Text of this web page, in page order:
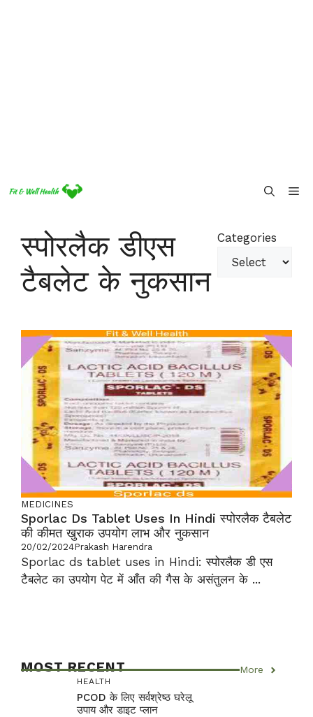
स्पोरलैक डीएस
टैबलेट के नुकसान
Categories
MEDICINES
Sporlac Ds Tablet Uses In Hindi स्पोरलैक टैबलेट
की कीमत खुराक उपयोग लाभ और नुकसान
20/02/2024Prakash Harendra
Sporlac ds tablet uses in Hindi: स्पोरलैक डी एस
टैबलेट का उपयोग पेट में आँत की गैस के असंतुलन के ...
MOST RECENT More
HEALTH
PCOD के लिए सर्वश्रेष्ठ घरेलू
उपाय और डाइट प्लान